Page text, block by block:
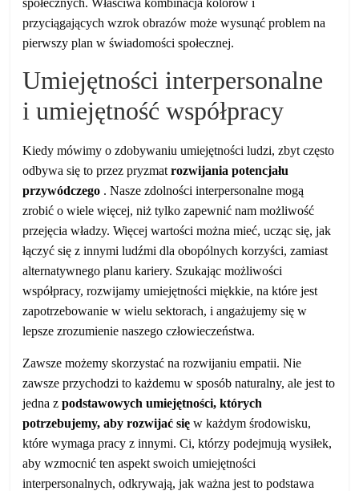
przyciągających wzrok obrazów może wysunąć problem na
pierwszy plan w świadomości społecznej.
Umiejętności interpersonalne
i umiejętność współpracy
Kiedy mówimy o zdobywaniu umiejętności ludzi, zbyt często
odbywa się to przez pryzmatrozwijania potencjału
przywódczego . Nasze zdolności interpersonalne mogą
zrobić o wiele więcej, niż tylko zapewnić nam możliwość
przejęcia władzy. Więcej wartości można mieć, ucząc się, jak
łączyć się z innymi ludźmi dla obopólnych korzyści, zamiast
alternatywnego planu kariery. Szukając możliwości
współpracy, rozwijamy umiejętności miękkie, na które jest
zapotrzebowanie w wielu sektorach, i angażujemy się w
lepsze zrozumienie naszego człowieczeństwa.
Zawsze możemy skorzystać na rozwijaniu empatii. Nie
zawsze przychodzi to każdemu w sposób naturalny, ale jest to
jedna zpodstawowych umiejętności, których
potrzebujemy, aby rozwijać się w każdym środowisku,
które wymaga pracy z innymi. Ci, którzy podejmują wysiłek,
aby wzmocnić ten aspekt swoich umiejętności
interpersonalnych, odkrywają, jak ważna jest to podstawa